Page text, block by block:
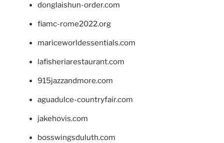
donglaishun-order.com
fiamc-rome2022.org
mariceworldessentials.com
lafisheriarestaurant.com
915jazzandmore.com
aguadulce-countryfair.com
jakehovis.com
bosswingsduluth.com